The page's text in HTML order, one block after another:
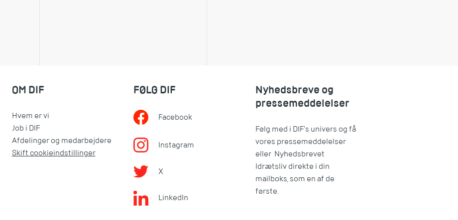
OM DIF
Hvem er vi
Job i DIF
Afdelinger og medarbejdere
Skift cookieindstillinger
FØLG DIF
Facebook
Instagram
X
LinkedIn
Nyhedsbreve og
pressemeddelelser
Følg med i DIF's univers og få
vores pressemeddelelser
eller Nyhedsbrevet
Idrætsliv direkte i din
mailboks, som en af de
første.